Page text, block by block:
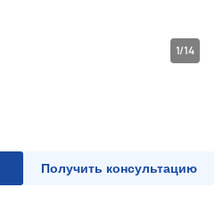
1/14
Получить консультацию